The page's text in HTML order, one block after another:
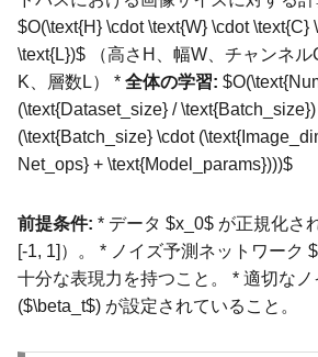
$O(\text{H} \cdot \text{W} \cdot \text{C}
\text{L})$ （高さH、幅W、チャンネ
K、層数L） * 全体の学習:
(\text{Dataset_size} /
(\text{Batch_size} \cdot
Net_ops} + \text{Model_params})))$
前提条件: * データ $x_0$ が正規化さ
[-1, 1]）。 * ノイズ予測ネットワーク
十分な表現力を持つこと。 * 適切な
($\beta_t$) が設定されていること。